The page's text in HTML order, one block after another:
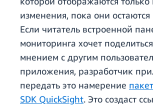
изменения, пока они
Если читатель встроенной
мониторинга хочет
мнением с другим
приложения, разработчик
передать это намерение
SDK QuickSight. Это создаст